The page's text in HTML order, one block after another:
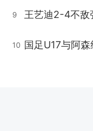
9 王艺迪2-4不敌
10